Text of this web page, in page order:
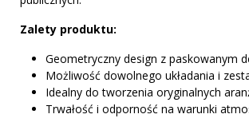
Zalety produktu:
Geometryczny design z paskowanym
Możliwość dowolnego układania i
Idealny do tworzenia oryginalnych
Trwałość i odporność na warunki